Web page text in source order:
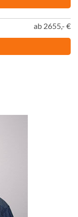
ab 2655,- €